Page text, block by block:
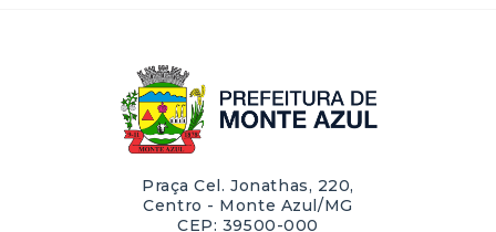
Praça Cel. Jonathas, 220,
Centro - Monte Azul/MG
CEP: 39500-000